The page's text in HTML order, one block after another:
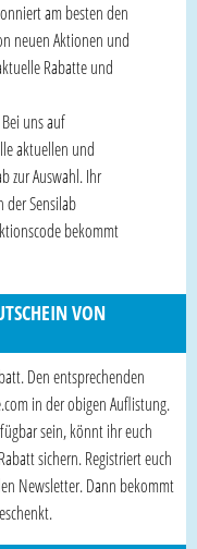
am besten den
neuen Aktionen und
Rabatte und
Bei uns auf
aktuellen und
zur Auswahl. Ihr
der Sensilab
bekommt
VON
Den entsprechenden
in der obigen Auflistung.
sein, könnt ihr euch
sichern. Registriert euch
Newsletter. Dann bekommt